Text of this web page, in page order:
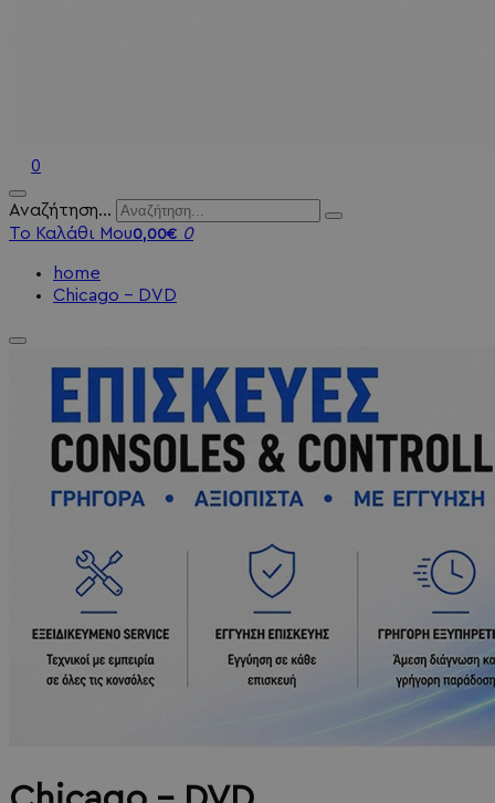
0
Αναζήτηση...
Το Καλάθι Μου0,00€ 0
home
Chicago - DVD